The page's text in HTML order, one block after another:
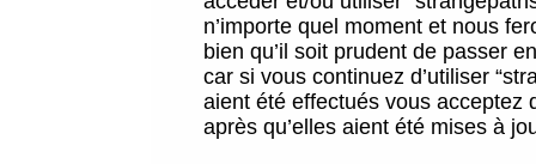
n’importe quel moment et nous
bien qu’il soit prudent de passer
car si vous continuez d’utiliser
aient été effectués vous acceptez
après qu’elles aient été mises à